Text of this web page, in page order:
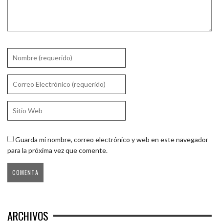
Guarda mi nombre, correo electrónico y web en este navegador
para la próxima vez que comente.
ARCHIVOS